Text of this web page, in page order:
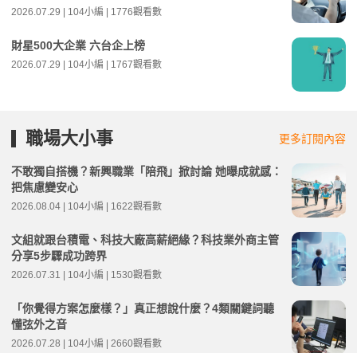
2026.07.29 | 104小編 | 1776觀看數
財星500大企業 六台企上榜
2026.07.29 | 104小編 | 1767觀看數
職場大小事 更多訂閱內容
不敢獨自搭機？新興職業「陪飛」掀討論 她曝成就感：
把焦慮變安心
2026.08.04 | 104小編 | 1622觀看數
文組就跟台積電、科技大廠高薪絕緣？科技業外商主管
分享5步驟成功跨界
2026.07.31 | 104小編 | 1530觀看數
「你覺得方案怎麼樣？」真正想說什麼？4類關鍵詞聽
懂弦外之音
2026.07.28 | 104小編 | 2660觀看數